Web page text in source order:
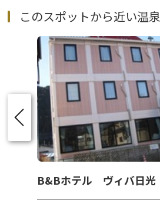
このスポットから近い温泉
B&Bホテル ヴィバ日光